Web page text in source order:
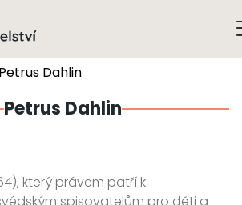
Petrus Dahlin
Petrus Dahlin
který právem patří k